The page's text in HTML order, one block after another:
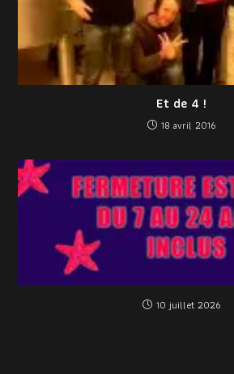
Et de 4 !
18 avril 2016
10 juillet 2026